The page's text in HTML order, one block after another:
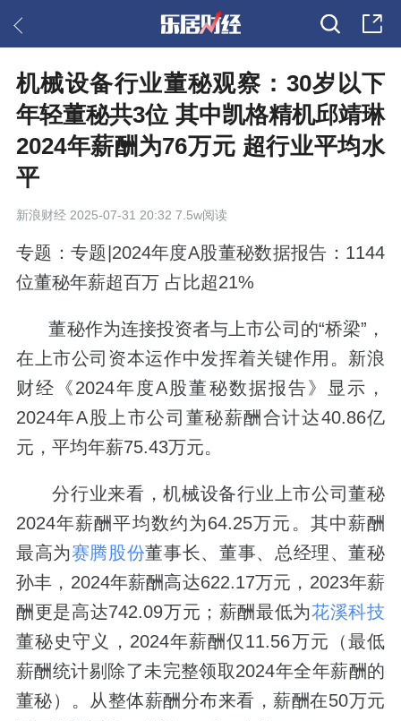
机械设备行业董秘观察：30岁以下
年轻董秘共3位 其中凯格精机邱靖琳
2024年薪酬为76万元 超行业平均水
平
新浪财经2025-07-31 20:32 7.5w阅读
专题：专题|2024年度A股董秘数据报告：1144
位董秘年薪超百万 占比超21%
董秘作为连接投资者与上市公司的“桥梁”，
在上市公司资本运作中发挥着关键作用。新浪
财经《2024年度A股董秘数据报告》显示，
2024年A股上市公司董秘薪酬合计达40.86亿
元，平均年薪75.43万元。
分行业来看，机械设备行业上市公司董秘
2024年薪酬平均数约为64.25万元。其中薪酬
最高为赛腾股份董事长、董事、总经理、董秘
孙丰，2024年薪酬高达622.17万元，2023年薪
酬更是高达742.09万元；薪酬最低为花溪科技
董秘史守义，2024年薪酬仅11.56万元（最低
薪酬统计剔除了未完整领取2024年全年薪酬的
董秘）。从整体薪酬分布来看，薪酬在50万元